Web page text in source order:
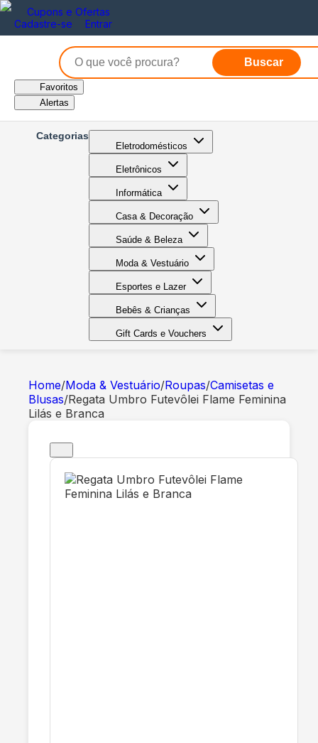
Cupons e Ofertas
Cadastre-se
Entrar
Buscar
Favoritos
Alertas
Categorias
Eletrodomésticos
Eletrônicos
Informática
Casa & Decoração
Saúde & Beleza
Moda & Vestuário
Esportes e Lazer
Bebês & Crianças
Gift Cards e Vouchers
Home/Moda & Vestuário/Roupas/Camisetas e
Blusas/Regata Umbro Futevôlei Flame Feminina
Lilás e Branca